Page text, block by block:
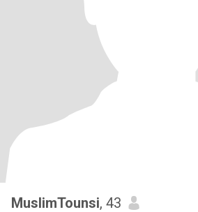
MuslimTounsi, 43